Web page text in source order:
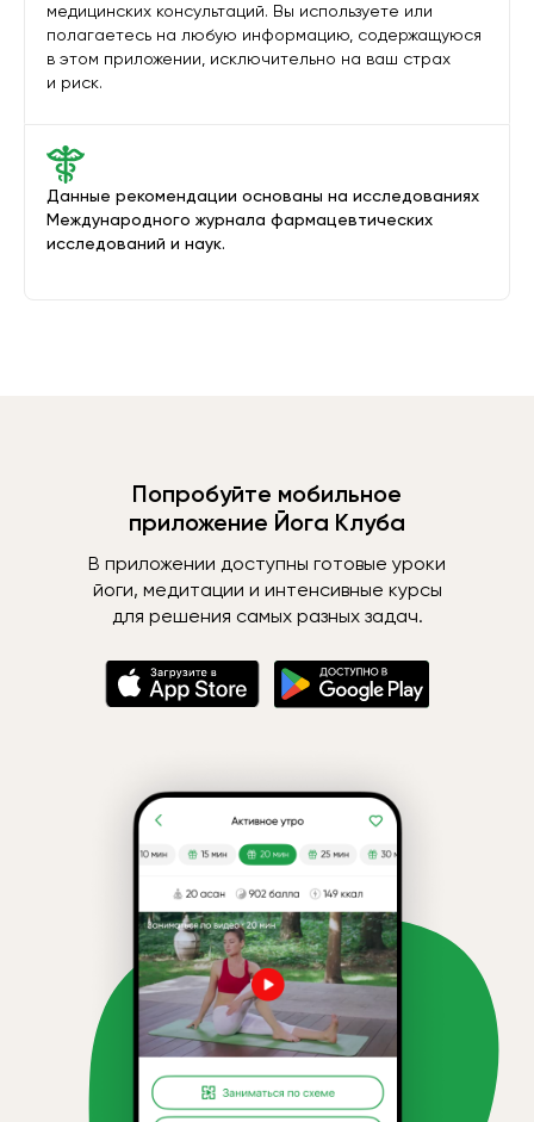
Данные рекомендации основаны на исследованиях
Международного журнала фармацевтических
исследований и наук.
медицинских консультаций. Вы используете или
полагаетесь на любую информацию, содержащуюся
в этом приложении, исключительно на ваш страх
и риск.
Попробуйте мобильное
приложение Йога Клуба
В приложении доступны готовые уроки
йоги, медитации и интенсивные курсы
для решения самых разных задач.